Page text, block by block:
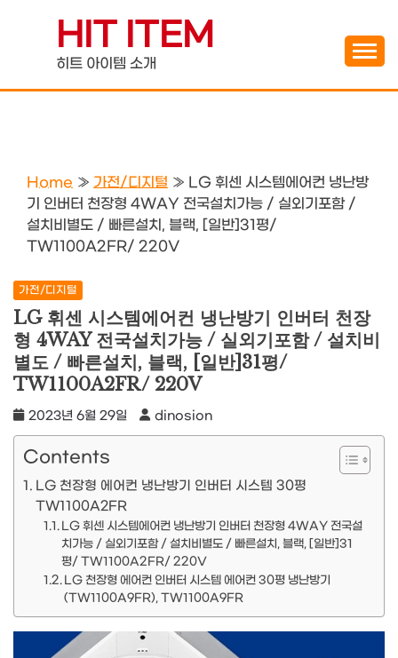
contentHIT ITEM
히트 아이템 소개
Home » 가전/디지털 » LG 휘센 시스템에어컨 냉난방
기 인버터 천장형 4WAY 전국설치가능 / 실외기포함 /
설치비별도 / 빠른설치, 블랙, [일반]31평/
TW1100A2FR/ 220V
가전/디지털
LG 휘센 시스템에어컨 냉난방기 인버터 천장
형 4WAY 전국설치가능 / 실외기포함 / 설치비
별도 / 빠른설치, 블랙, [일반]31평/
TW1100A2FR/ 220V
2023년 6월 29일 dinosion
Contents
LG 천장형 에어컨 냉난방기 인버터 시스템 30평
TW1100A2FR
LG 휘센 시스템에어컨 냉난방기 인버터 천장형 4WAY 전국설
치가능 / 실외기포함 / 설치비별도 / 빠른설치, 블랙, [일반]31
평/ TW1100A2FR/ 220V
LG 천장형 에어컨 인버터 시스템 에어컨 30평 냉난방기
(TW1100A9FR), TW1100A9FR